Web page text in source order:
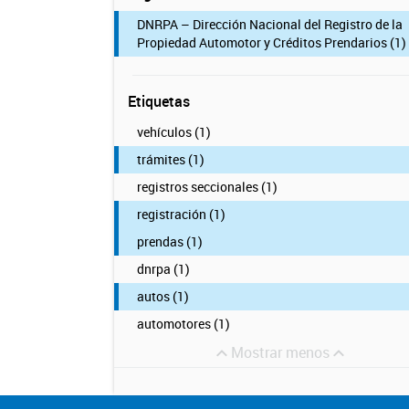
DNRPA – Dirección Nacional del Registro de la
Propiedad Automotor y Créditos Prendarios (1)
Etiquetas
vehículos (1)
trámites (1)
registros seccionales (1)
registración (1)
prendas (1)
dnrpa (1)
autos (1)
automotores (1)
Mostrar menos